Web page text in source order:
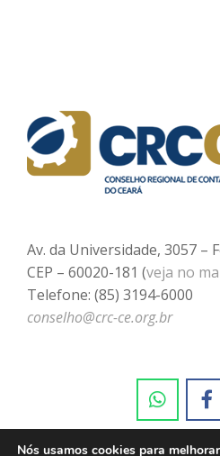
Av. da Universidade, 3057 –
CEP – 60020-181 (veja no
Telefone: (85) 3194-6000
conselho@crc-ce.org.br
Nós usamos cookies para